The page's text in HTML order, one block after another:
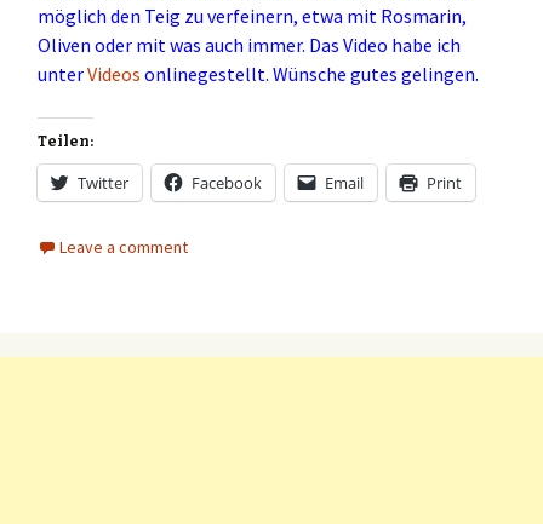
möglich den Teig zu verfeinern, etwa mit Rosmarin,
Oliven oder mit was auch immer. Das Video habe ich
unterVideos onlinegestellt. Wünsche gutes gelingen.
Teilen:
Twitter Facebook Email Print
Leave a comment